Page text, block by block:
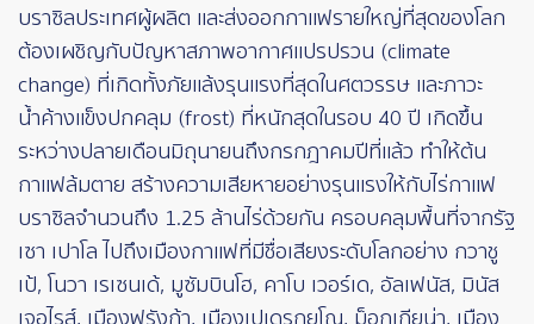
บราซิลประเทศผู้ผลิต และส่งออกกาแฟรายใหญ่ที่สุดของโลก
ต้องเผชิญกับปัญหาสภาพอากาศแปรปรวน (climate
change) ที่เกิดทั้งภัยแล้งรุนแรงที่สุดในศตวรรษ และภาวะ
น้ำค้างแข็งปกคลุม (frost) ที่หนักสุดในรอบ 40 ปี เกิดขึ้น
ระหว่างปลายเดือนมิถุนายนถึงกรกฎาคมปีที่แล้ว ทำให้ต้น
กาแฟล้มตาย สร้างความเสียหายอย่างรุนแรงให้กับไร่กาแฟ
บราซิลจำนวนถึง 1.25 ล้านไร่ด้วยกัน ครอบคลุมพื้นที่จากรัฐ
เซา เปาโล ไปถึงเมืองกาแฟที่มีชื่อเสียงระดับโลกอย่าง กวาชู
เป้, โนวา เรเซนเด้, มูซัมบินโฮ, คาโบ เวอร์เด, อัลเฟนัส, มินัส